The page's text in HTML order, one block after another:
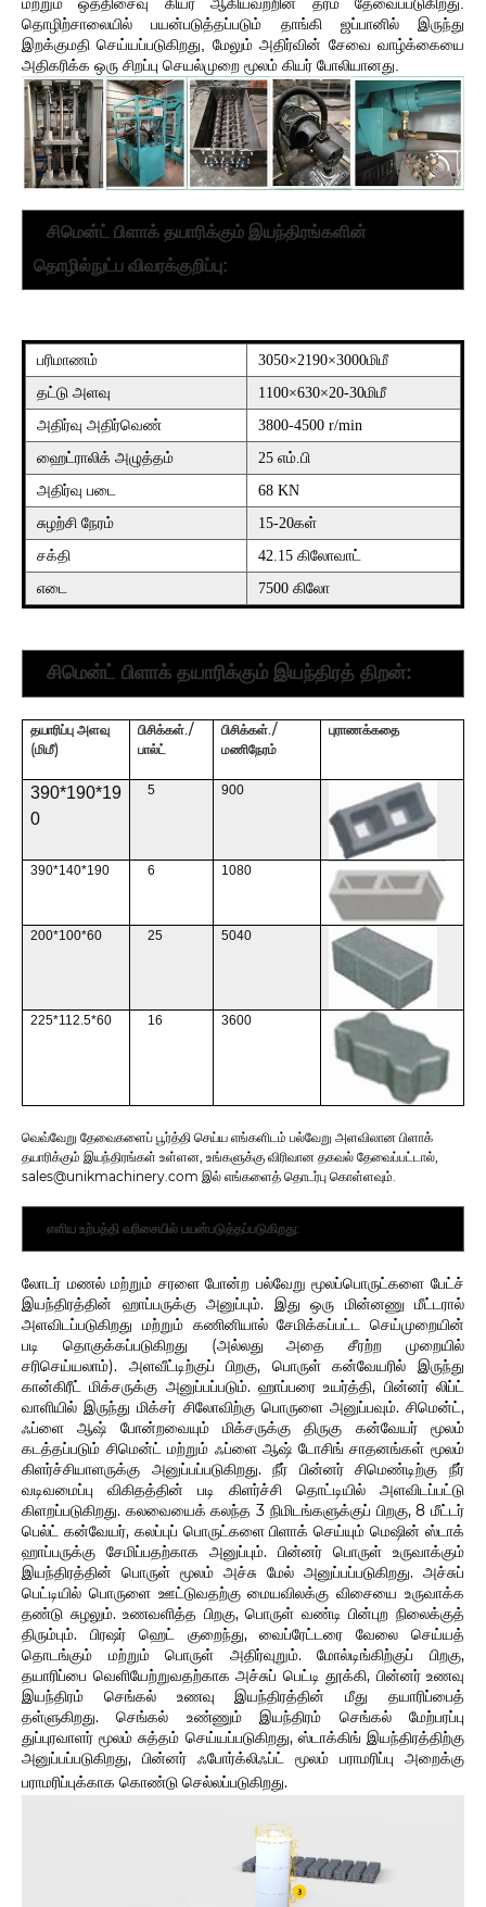
தொழிற்சாலையில் பயன்படுத்தப்படும் தாங்கி ஜப்பானில் இருந்து
இறக்குமதி செய்யப்படுகிறது, மேலும் அதிர்வின் சேவை வாழ்க்கையை
அதிகரிக்க ஒரு சிறப்பு செயல்முறை மூலம் கியர் போலியானது.
சிமென்ட் பிளாக் தயாரிக்கும் இயந்திரங்களின்
தொழில்நுட்ப விவரக்குறிப்பு:
பரிமாணம்
3050×2190×3000மிமீ
தட்டு அளவு
1100×630×20-30மிமீ
அதிர்வு அதிர்வெண்
3800-4500 r/min
ஹைட்ராலிக் அழுத்தம்
25 எம்.பி
அதிர்வு படை
68 KN
சுழற்சி நேரம்
15-20கள்
சக்தி
42.15 கிலோவாட்
எடை
7500 கிலோ
சிமென்ட் பிளாக் தயாரிக்கும் இயந்திரத் திறன்:
தயாரிப்பு அளவு
(மிமீ)
பிசிக்கள்./
பால்ட்
பிசிக்கள்./
மணிநேரம்
புராணக்கதை
390*190*19
0
5 900
390*140*190 6 1080
200*100*60 25 5040
225*112.5*60 16 3600
வெவ்வேறு தேவைகளைப் பூர்த்தி செய்ய எங்களிடம் பல்வேறு அளவிலான பிளாக்
தயாரிக்கும் இயந்திரங்கள் உள்ளன, உங்களுக்கு விரிவான தகவல் தேவைப்பட்டால்,
sales@unikmachinery.com இல் எங்களைத் தொடர்பு கொள்ளவும்.
எளிய உற்பத்தி வரிசையில் பயன்படுத்தப்படுகிறது:
லோடர் மணல் மற்றும் சரளை போன்ற பல்வேறு மூலப்பொருட்களை பேட்ச்
இயந்திரத்தின் ஹாப்பருக்கு அனுப்பும். இது ஒரு மின்னணு மீட்டரால்
அளவிடப்படுகிறது மற்றும் கணினியால் சேமிக்கப்பட்ட செய்முறையின்
படி தொகுக்கப்படுகிறது (அல்லது அதை சீரற்ற முறையில்
சரிசெய்யலாம்). அளவீட்டிற்குப் பிறகு, பொருள் கன்வேயரில் இருந்து
கான்கிரீட் மிக்சருக்கு அனுப்பப்படும். ஹாப்பரை உயர்த்தி, பின்னர் லிப்ட்
வாளியில் இருந்து மிக்சர் சிலோவிற்கு பொருளை அனுப்பவும். சிமென்ட்,
ஃப்ளை ஆஷ் போன்றவையும் மிக்சருக்கு திருகு கன்வேயர் மூலம்
கடத்தப்படும் சிமென்ட் மற்றும் ஃப்ளை ஆஷ் டோசிங் சாதனங்கள் மூலம்
கிளர்ச்சியாளருக்கு அனுப்பப்படுகிறது. நீர் பின்னர் சிமெண்டிற்கு நீர்
வடிவமைப்பு விகிதத்தின் படி கிளர்ச்சி தொட்டியில் அளவிடப்பட்டு
கிளறப்படுகிறது. கலவையைக் கலந்த 3 நிமிடங்களுக்குப் பிறகு, 8 மீட்டர்
பெல்ட் கன்வேயர், கலப்புப் பொருட்களை பிளாக் செய்யும் மெஷின் ஸ்டாக்
ஹாப்பருக்கு சேமிப்பதற்காக அனுப்பும். பின்னர் பொருள் உருவாக்கும்
இயந்திரத்தின் பொருள் மூலம் அச்சு மேல் அனுப்பப்படுகிறது. அச்சுப்
பெட்டியில் பொருளை ஊட்டுவதற்கு மையவிலக்கு விசையை உருவாக்க
தண்டு சுழலும். உணவளித்த பிறகு, பொருள் வண்டி பின்புற நிலைக்குத்
திரும்பும். பிரஷர் ஹெட் குறைந்து, வைப்ரேட்டரை வேலை செய்யத்
தொடங்கும் மற்றும் பொருள் அதிர்வுறும். மோல்டிங்கிற்குப் பிறகு,
தயாரிப்பை வெளியேற்றுவதற்காக அச்சுப் பெட்டி தூக்கி, பின்னர் உணவு
இயந்திரம் செங்கல் உணவு இயந்திரத்தின் மீது தயாரிப்பைத்
தள்ளுகிறது. செங்கல் உண்ணும் இயந்திரம் செங்கல் மேற்பரப்பு
துப்புரவாளர் மூலம் சுத்தம் செய்யப்படுகிறது, ஸ்டாக்கிங் இயந்திரத்திற்கு
அனுப்பப்படுகிறது, பின்னர் ஃபோர்க்லிஃப்ட் மூலம் பராமரிப்பு அறைக்கு
பராமரிப்புக்காக கொண்டு செல்லப்படுகிறது.